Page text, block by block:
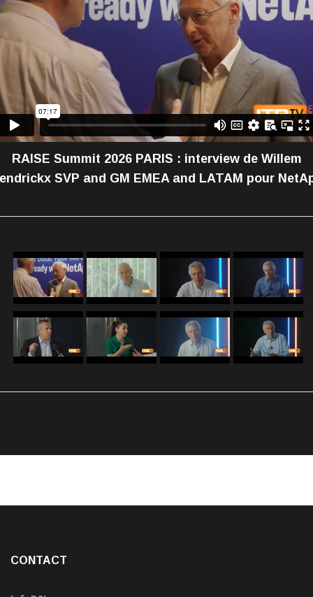
RAISE Summit 2026 PARIS : interview de Willem
SVP and GM EMEA and LATAM pour
CONTACT